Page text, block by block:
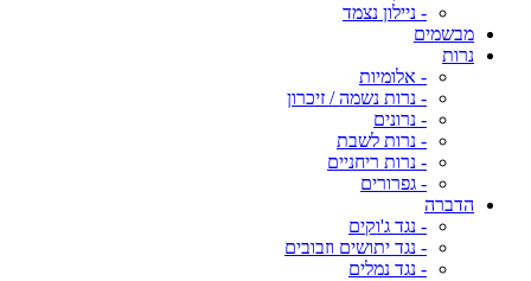
- ניילון נצמד
מבשמים
נרות
- אלומיות
- נרות נשמה / זיכרון
- נרונים
- נרות לשבת
- נרות ריחניים
- גפרורים
הדברה
- נגד ג'וקים
- נגד יתושים וזבובים
- נגד נמלים